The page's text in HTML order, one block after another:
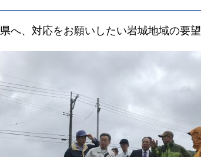
県へ、対応をお願いしたい岩城地域の要望